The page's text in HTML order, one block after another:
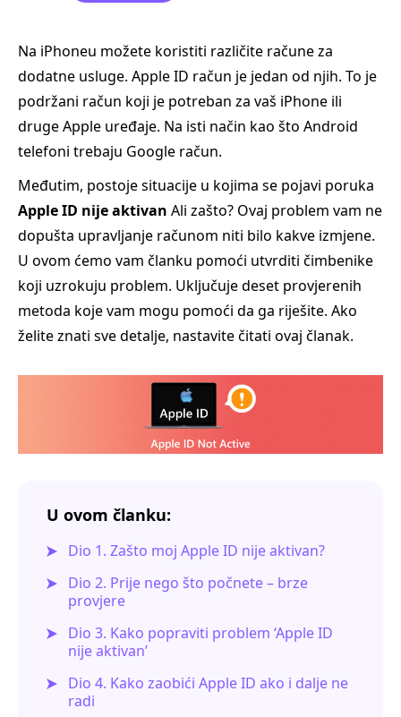
Na iPhoneu možete koristiti različite račune za
dodatne usluge. Apple ID račun je jedan od njih. To je
podržani račun koji je potreban za vaš iPhone ili
druge Apple uređaje. Na isti način kao što Android
telefoni trebaju Google račun.
Međutim, postoje situacije u kojima se pojavi poruka
Apple ID nije aktivan Ali zašto? Ovaj problem vam ne
dopušta upravljanje računom niti bilo kakve izmjene.
U ovom ćemo vam članku pomoći utvrditi čimbenike
koji uzrokuju problem. Uključuje deset provjerenih
metoda koje vam mogu pomoći da ga riješite. Ako
želite znati sve detalje, nastavite čitati ovaj članak.
U ovom članku:
Dio 1. Zašto moj Apple ID nije aktivan?
Dio 2. Prije nego što počnete – brze
provjere
Dio 3. Kako popraviti problem ‘Apple ID
nije aktivan’
Dio 4. Kako zaobići Apple ID ako i dalje ne
radi